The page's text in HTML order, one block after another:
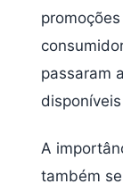
passaram
A
também